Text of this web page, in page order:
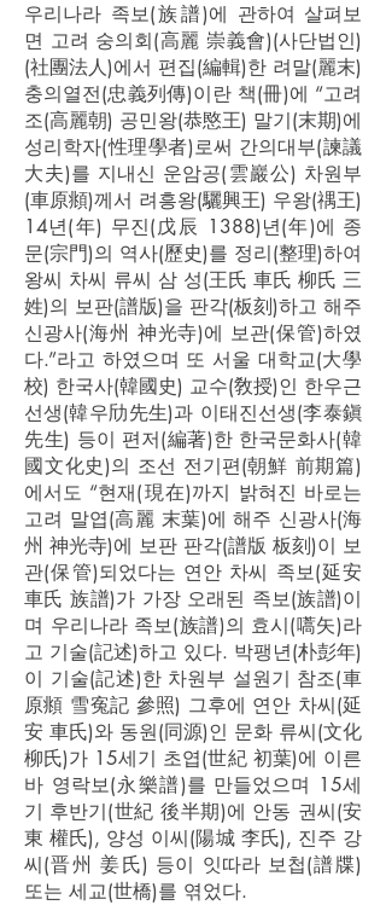
우리나라 족보(族譜)에 관하여 살펴보
면 고려 숭의회(高麗 崇義會)(사단법인)
(社團法人)에서 편집(編輯)한 려말(麗末)
충의열전(忠義列傳)이란 책(冊)에 “고려
조(高麗朝) 공민왕(恭愍王) 말기(末期)에
성리학자(性理學者)로써 간의대부(諫議
大夫)를 지내신 운암공(雲巖公) 차원부
(車原頫)께서 려흥왕(驪興王) 우왕(禑王)
14년(年) 무진(戊辰 1388)년(年)에 종
문(宗門)의 역사(歷史)를 정리(整理)하여
왕씨 차씨 류씨 삼 성(王氏 車氏 柳氏 三
姓)의 보판(譜版)을 판각(板刻)하고 해주
신광사(海州 神光寺)에 보관(保管)하였
다.”라고 하였으며 또 서울 대학교(大學
校) 한국사(韓國史) 교수(敎授)인 한우근
선생(韓우劤先生)과 이태진선생(李泰鎭
先生) 등이 편저(編著)한 한국문화사(韓
國文化史)의 조선 전기편(朝鮮 前期篇)
에서도 “현재(現在)까지 밝혀진 바로는
고려 말엽(高麗 末葉)에 해주 신광사(海
州 神光寺)에 보판 판각(譜版 板刻)이 보
관(保管)되었다는 연안 차씨 족보(延安
車氏 族譜)가 가장 오래된 족보(族譜)이
며 우리나라 족보(族譜)의 효시(嚆矢)라
고 기술(記述)하고 있다. 박팽년(朴彭年)
이 기술(記述)한 차원부 설원기 참조(車
原頫 雪寃記 參照) 그후에 연안 차씨(延
安 車氏)와 동원(同源)인 문화 류씨(文化
柳氏)가 15세기 초엽(世紀 初葉)에 이른
바 영락보(永樂譜)를 만들었으며 15세
기 후반기(世紀 後半期)에 안동 권씨(安
東 權氏), 양성 이씨(陽城 李氏), 진주 강
씨(晋州 姜氏) 등이 잇따라 보첩(譜牒)
또는 세교(世橋)를 엮었다.